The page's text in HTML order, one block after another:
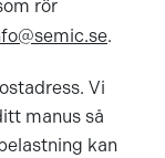
rör
.
Vi
manus så
kan